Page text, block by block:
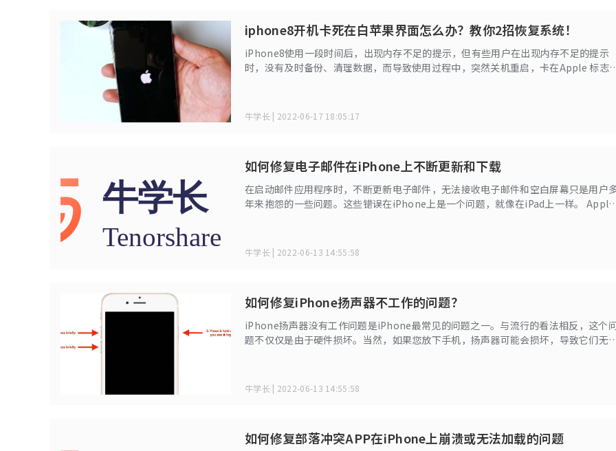
iphone8开机卡死在白苹果界面怎么办？教你2招恢复系统！
iPhone8使用一段时间后，出现内存不足的提示，但有些用户在出现内存不足的提示
时，没有及时备份、清理数据，而导致使用过程中，突然关机重启，卡在Apple 标志
牛学长 | 2022-06-17 18:05:17
如何修复电子邮件在iPhone上不断更新和下载
在启动邮件应用程序时，不断更新电子邮件，无法接收电子邮件和空白屏幕只是用户
年来抱怨的一些问题。这些错误在iPhone上是一个问题，就像在iPad上一样。 Apple
断更新电子邮件以及如何解决它们。
牛学长 | 2022-06-13 14:55:58
如何修复iPhone扬声器不工作的问题？
iPhone扬声器没有工作问题是iPhone最常见的问题之一。与流行的看法相反，这个
题不仅仅是由于硬件损坏。当然，如果您放下手机，扬声器可能会损坏，导致它们无
牛学长 | 2022-06-13 14:55:58
如何修复部落冲突APP在iPhone上崩溃或无法加载的问题